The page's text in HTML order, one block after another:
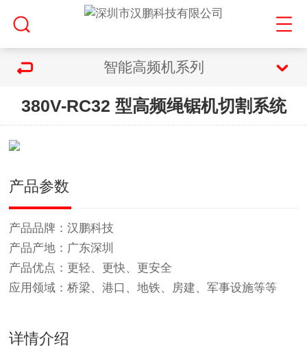
智能高频机系列
380V-RC32 型高频绳锯机切割系统
产品参数
产品品牌：汉鹏科技
产品产地：广东深圳
产品优点：更轻、更快、更安全
应用领域：桥梁、港口、地铁、房建、军事设施等等
详情介绍